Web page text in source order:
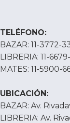
TELÉFONO:
BAZAR: 11-3772-
LIBRERIA: 11-
MATES: 11-5900-
UBICACIÓN:
BAZAR: Av.
LIBRERIA: Av.